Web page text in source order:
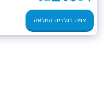
צפה בגלריה המלאה